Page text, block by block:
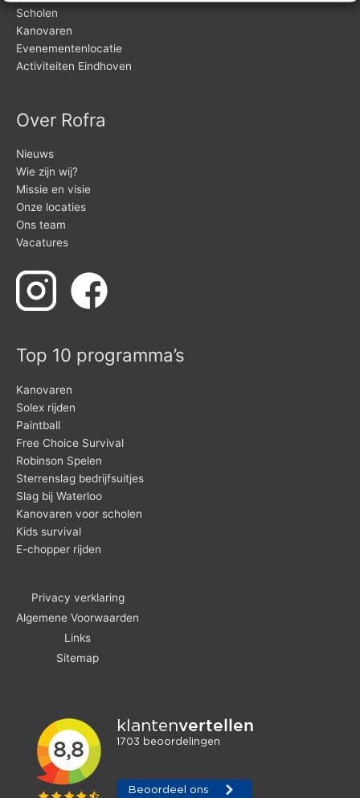
Scholen
Kanovaren
Evenementenlocatie
Activiteiten Eindhoven
Over Rofra
Nieuws
Wie zijn wij?
Missie en visie
Onze locaties
Ons team
Vacatures
Top 10 programma’s
Kanovaren
Solex rijden
Paintball
Free Choice Survival
Robinson Spelen
Sterrenslag bedrijfsuitjes
Slag bij Waterloo
Kanovaren voor scholen
Kids survival
E-chopper rijden
Privacy verklaring
Algemene Voorwaarden
Links
Sitemap